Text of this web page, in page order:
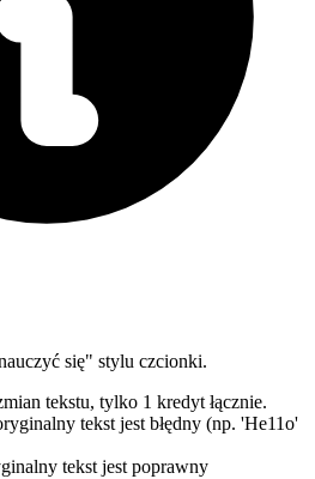
się" stylu czcionki.
tekstu, tylko 1 kredyt łącznie.
tekst jest błędny (np. 'He11o'
tekst jest poprawny